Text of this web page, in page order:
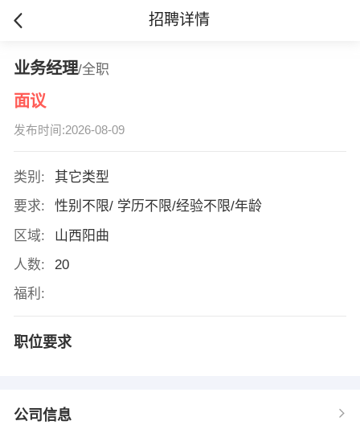
招聘详情
业务经理/全职
面议
发布时间:2026-08-09
类别:
其它类型
要求:
性别不限/ 学历不限/经验不限/年龄
区域:
山西阳曲
人数:
20
福利:
职位要求
公司信息